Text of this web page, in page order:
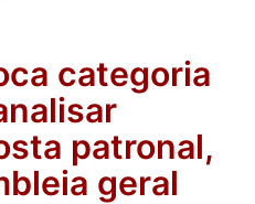
categoria
patronal,
geral